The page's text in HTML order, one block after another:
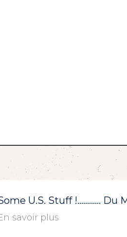
U.S. Stuff !………… Du
savoir plus